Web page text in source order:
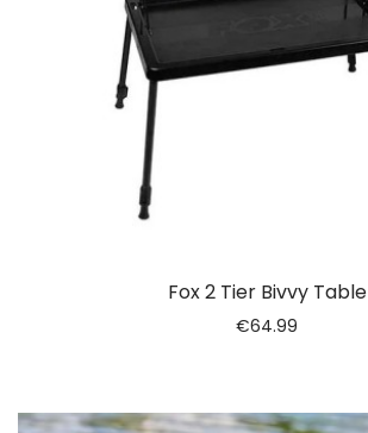
Fox 2 Tier Bivvy Table
€64.99